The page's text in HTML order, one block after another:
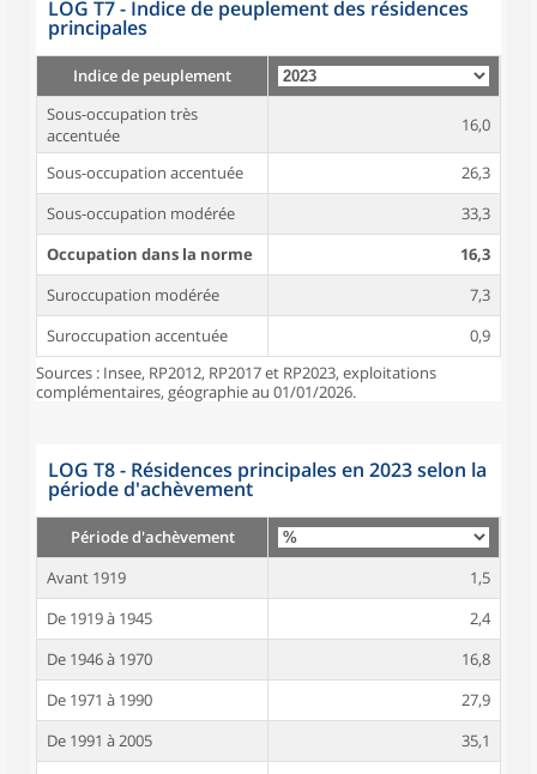
LOG T7 - Indice de peuplement des résidences
principales
Indice de peuplement
Sous-occupation très
accentuée
16,0
Sous-occupation accentuée
26,3
Sous-occupation modérée
33,3
Occupation dans la norme
16,3
Suroccupation modérée
7,3
Suroccupation accentuée
0,9
Sources : Insee, RP2012, RP2017 et RP2023, exploitations
complémentaires, géographie au 01/01/2026.
LOG T8 - Résidences principales en 2023 selon la
période d'achèvement
Période d'achèvement
Avant 1919
1,5
De 1919 à 1945
2,4
De 1946 à 1970
16,8
De 1971 à 1990
27,9
De 1991 à 2005
35,1